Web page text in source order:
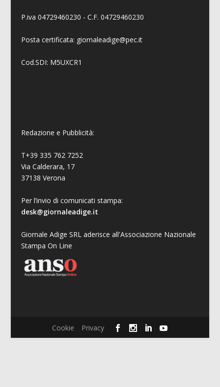
P.iva 04729460230 - C.F. 04729460230
Posta certificata: giornaleadige@pec.it
Cod.SDI: M5UXCR1
Redazione e Pubblicità:
T+39 335 762 7252
Via Calderara, 17
37138 Verona
Per l’invio di comunicati stampa:
desk@giornaleadige.it
Giornale Adige SRL aderisce all'Associazione Nazionale
Stampa On Line
Cookie Privacy